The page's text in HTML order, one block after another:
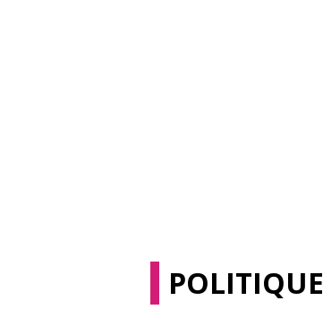
POLITIQUE